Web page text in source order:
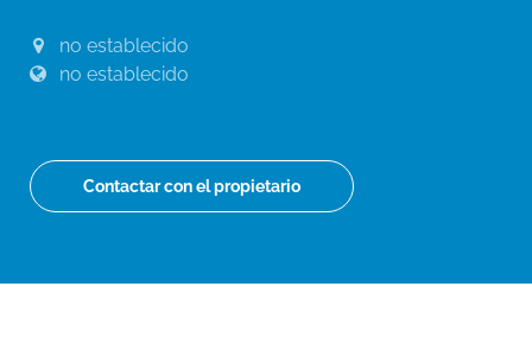
no establecido
no establecido
Contactar con el propietario